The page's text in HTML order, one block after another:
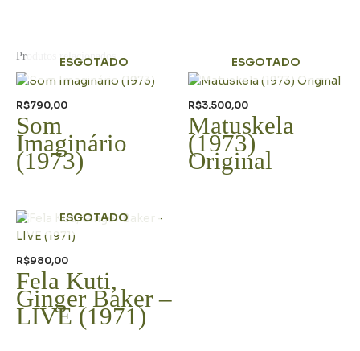
Produtos relacionados
ESGOTADO
R$790,00
Som
Imaginário
(1973)
ESGOTADO
R$3.500,00
Matuskela
(1973)
Original
ESGOTADO
R$980,00
Fela Kuti,
Ginger Baker –
LIVE (1971)